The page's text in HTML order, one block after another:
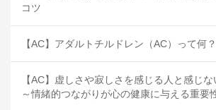
コツ
【AC】アダルトチルドレン（AC）って何？
【AC】虚しさや寂しさを感じる人と感じ
～情緒的つながりが心の健康に与える重要